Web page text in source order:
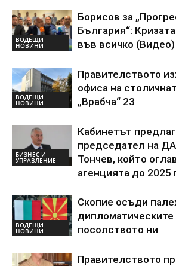
ВОДЕЩИ
НОВИНИ
Борисов за
България“:
във всичко (Видео)
ВОДЕЩИ
НОВИНИ
Правителството
офиса на
„Врабча“ 23
БИЗНЕС И
УПРАВЛЕНИЕ
Кабинетът
председател на
Тончев, който
агенцията до 2025
ВОДЕЩИ
НОВИНИ
Скопие осъди
посолството ни
Правителството